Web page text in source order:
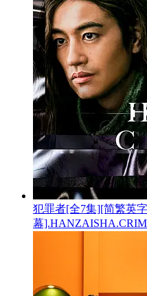
犯罪者[全7集][简繁英字
幕